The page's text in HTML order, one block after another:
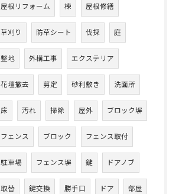
屋根リフォーム 棟 屋根修繕
草刈り 防草シート 伐採 庭
整地 外構工事 エクステリア
花壇撤去 剪定 砂利敷き 洗面所
床 汚れ 掃除 屋外 ブロック塀
フェンス ブロック フェンス取付
駐車場 フェンス塀 鍵 ドアノブ
取替 鍵交換 勝手口 ドア 部屋